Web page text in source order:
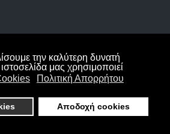
την καλύτερη δυνατή
μας χρησιμοποιεί
Πολιτική Απορρήτου
Αποδοχή cookies
tsokastzakia.gr Με την